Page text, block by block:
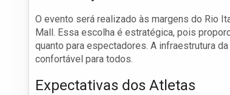
O evento será realizado às margens do Rio
Mall. Essa escolha é estratégica, pois
quanto para espectadores. A infraestrutura
confortável para todos.
Expectativas dos Atletas